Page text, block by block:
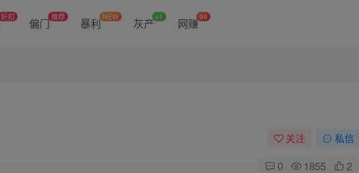
折扣 偏门推荐 暴利 NEW 灰产+1 网赚99
关注 私信
0 1855 2